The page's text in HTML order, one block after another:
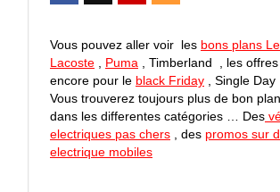
Vous pouvez aller voir les bons plans
Lacoste
Puma , Timberland , les offres
encore pour le black Friday , Single Day
Vous trouverez toujours plus de bon
dans les differentes catégories … Des
electriques pas chers , des promos sur
electrique mobiles